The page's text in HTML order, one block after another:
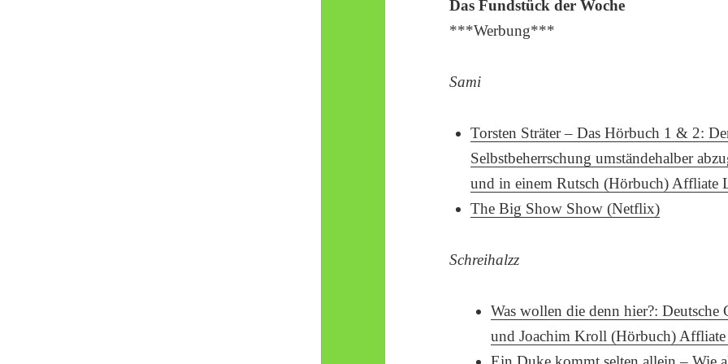
Das Fundstück der Woche
***Werbung***
Sami
Torsten Sträter – Das Hörbuch 1 & 2:
Selbstbeherrschung umständehalber
und in einem Rutsch (Hörbuch) Affliate
The Big Show Show (Netflix)
Schreihalzz
Was wollen die denn hier?: Deutsche
und Joachim Kroll (Hörbuch)